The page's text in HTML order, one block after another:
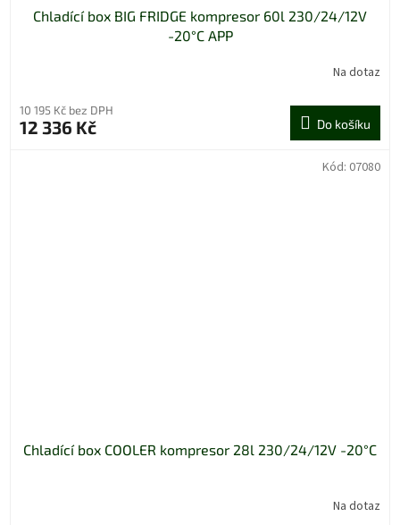
Chladící box BIG FRIDGE kompresor 60l 230/24/12V
-20°C APP
Na dotaz
10 195 Kč bez DPH
12 336 Kč Do košíku
Chladící box COOLER kompresor 28l 230/24/12V -20°C
Na dotaz
Kód: 07080